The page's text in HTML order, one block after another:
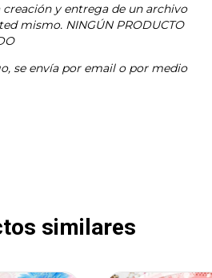
creación y entrega de un archivo
mismo. NINGÚN PRODUCTO
se envía por email o por medio
similares